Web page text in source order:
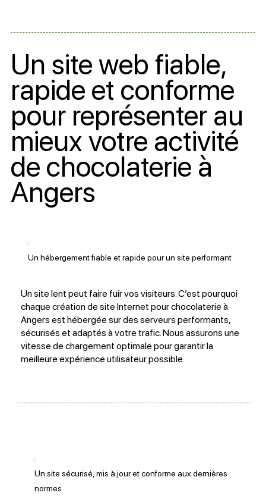
Un site web fiable,
rapide et conforme
pour représenter au
mieux votre activité
de chocolaterie à
Angers
Un hébergement fiable et rapide pour un site performant
Un site lent peut faire fuir vos visiteurs. C’est pourquoi
chaque création de site Internet pour chocolaterie à
Angers est hébergée sur des serveurs performants,
sécurisés et adaptés à votre trafic. Nous assurons une
vitesse de chargement optimale pour garantir la
meilleure expérience utilisateur possible.
Un site sécurisé, mis à jour et conforme aux dernières
normes